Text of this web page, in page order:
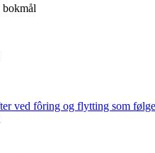
ved fôring og flytting som